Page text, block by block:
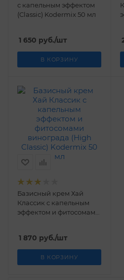
с капельным эффектом
(Classic) Kodermix 50 мл
1 650 руб./шт
В КОРЗИНУ
Базисный крем Хай
Классик с капельным
эффектом и фитосомами
1 870 руб./шт
В КОРЗИНУ